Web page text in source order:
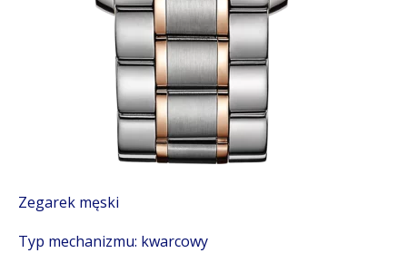
Zegarek męski
Typ mechanizmu: kwarcowy